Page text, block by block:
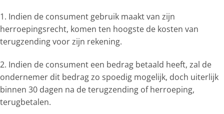
1. Indien de consument gebruik maakt van zijn
herroepingsrecht, komen ten hoogste de kosten van
terugzending voor zijn rekening.
2. Indien de consument een bedrag betaald heeft, zal de
ondernemer dit bedrag zo spoedig mogelijk, doch uiterlijk
binnen 30 dagen na de terugzending of herroeping,
terugbetalen.